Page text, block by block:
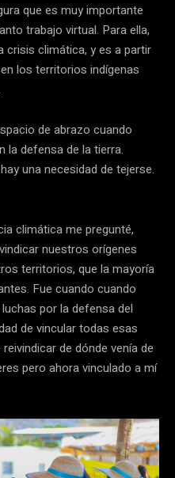
que es muy importante
trabajo virtual. Para ella,
crisis climática, y es a partir
los territorios indígenas
de abrazo cuando
la defensa de la tierra.
una necesidad de tejerse.
climática me pregunté,
nuestros orígenes
territorios, que la mayoría
Fue cuando cuando
por la defensa del
de vincular todas esas
de dónde venía de
pero ahora vinculado a mí